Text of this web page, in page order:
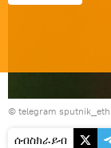
© telegram
ሰብስክራይብ